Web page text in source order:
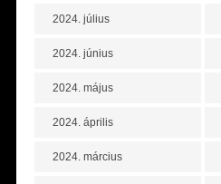
2024. július
2024. június
2024. május
2024. április
2024. március